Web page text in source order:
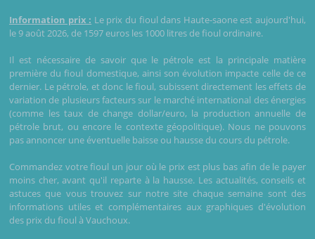
Information prix : Le prix du fioul dans Haute-saone est aujourd'hui,
le 9 août 2026, de 1597 euros les 1000 litres de fioul ordinaire.
Il est nécessaire de savoir que le pétrole est la principale matière
première du fioul domestique, ainsi son évolution impacte celle de ce
dernier. Le pétrole, et donc le fioul, subissent directement les effets de
variation de plusieurs facteurs sur le marché international des énergies
(comme les taux de change dollar/euro, la production annuelle de
pétrole brut, ou encore le contexte géopolitique). Nous ne pouvons
pas annoncer une éventuelle baisse ou hausse du cours du pétrole.
Commandez votre fioul un jour où le prix est plus bas afin de le payer
moins cher, avant qu'il reparte à la hausse. Les actualités, conseils et
astuces que vous trouvez sur notre site chaque semaine sont des
informations utiles et complémentaires aux graphiques d'évolution
des prix du fioul à Vauchoux.